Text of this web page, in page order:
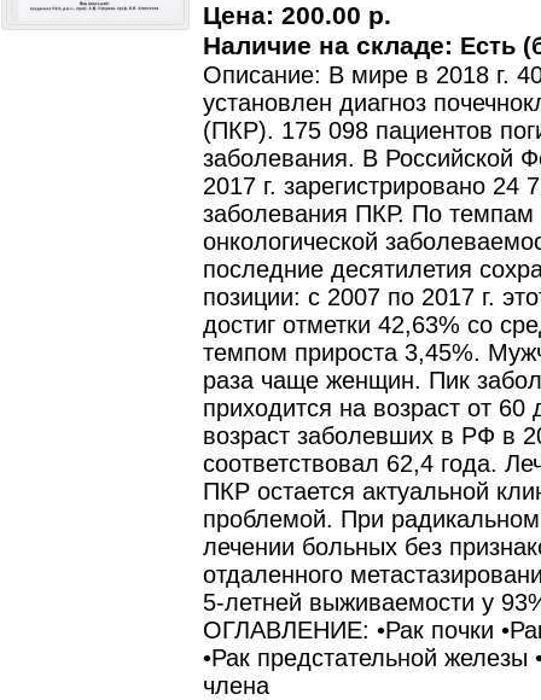
Цена: 200.00 р.
Наличие на складе: Есть
Описание: В мире в 2018 г.
установлен диагноз
(ПКР). 175 098 пациентов
заболевания. В Российской
2017 г. зарегистрировано 24
заболевания ПКР. По темпам
онкологической
последние десятилетия
позиции: с 2007 по 2017 г.
достиг отметки 42,63% со
темпом прироста 3,45%.
раза чаще женщин. Пик
приходится на возраст от
возраст заболевших в РФ в
соответствовал 62,4 года.
ПКР остается актуальной
проблемой. При радикальном
лечении больных без
отдаленного
5-летней выживаемости у
ОГЛАВЛЕНИЕ: •Рак почки
•Рак предстательной железы
члена